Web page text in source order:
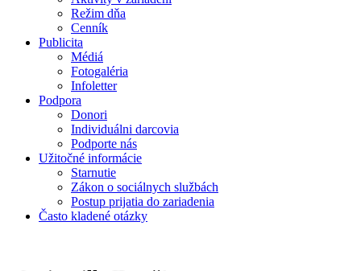
Režim dňa
Cenník
Publicita
Médiá
Fotogaléria
Infoletter
Podpora
Donori
Individuálni darcovia
Podporte nás
Užitočné informácie
Starnutie
Zákon o sociálnych službách
Postup prijatia do zariadenia
Často kladené otázky